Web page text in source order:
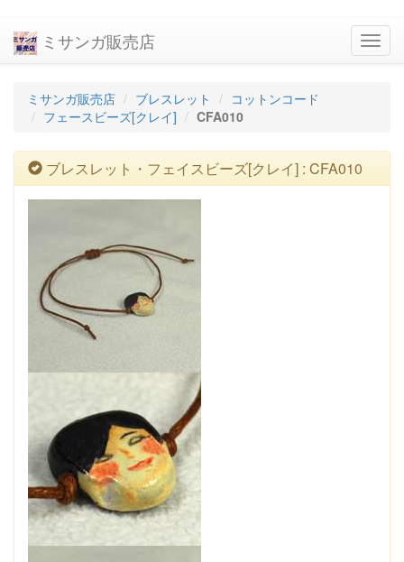
ミサンガ販売店
ミサンガ販売店 ブレスレット
コットンコード
フェースビーズ[クレイ]
CFA010
ブレスレット・フェイスビーズ[クレイ] : CFA010